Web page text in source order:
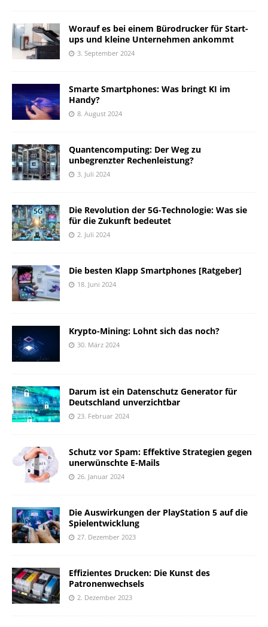
Worauf es bei einem Bürodrucker für Start-
ups und kleine Unternehmen ankommt
3. September 2024
Smarte Smartphones: Was bringt KI im
Handy?
8. August 2024
Quantencomputing: Der Weg zu
unbegrenzter Rechenleistung?
3. Juli 2024
Die Revolution der 5G-Technologie: Was sie
für die Zukunft bedeutet
2. Juli 2024
Die besten Klapp Smartphones [Ratgeber]
18. Juni 2024
Krypto-Mining: Lohnt sich das noch?
30. März 2024
Darum ist ein Datenschutz Generator für
Deutschland unverzichtbar
23. Februar 2024
Schutz vor Spam: Effektive Strategien gegen
unerwünschte E-Mails
26. Januar 2024
Die Auswirkungen der PlayStation 5 auf die
Spielentwicklung
27. Dezember 2023
Effizientes Drucken: Die Kunst des
Patronenwechsels
2. Dezember 2023